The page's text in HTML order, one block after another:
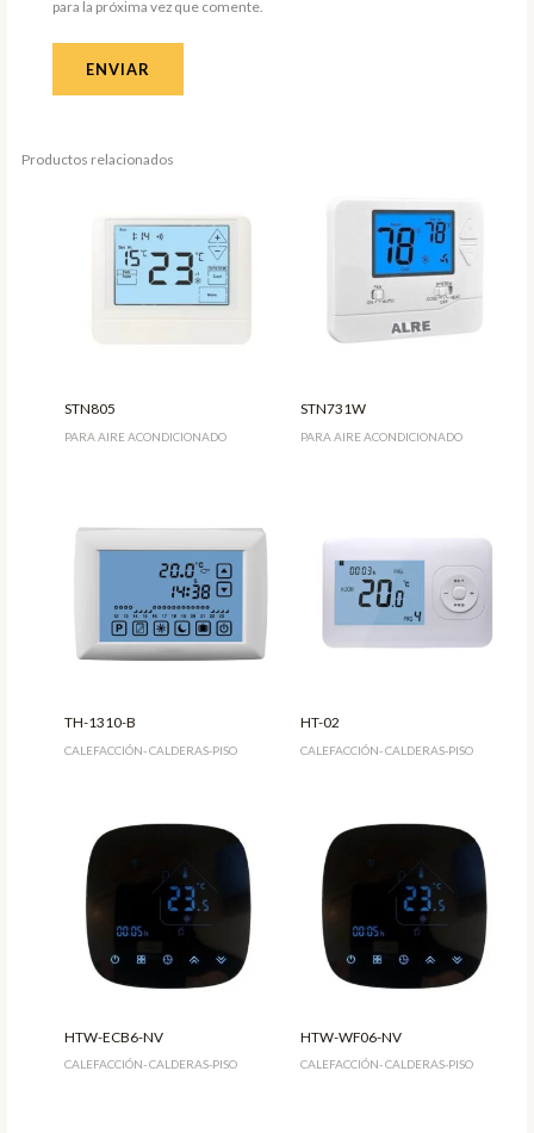
para la próxima vez que comente.
Productos relacionados
STN805
PARA AIRE ACONDICIONADO
STN731W
PARA AIRE ACONDICIONADO
TH-1310-B
CALEFACCIÓN- CALDERAS-PISO
HT-02
CALEFACCIÓN- CALDERAS-PISO
HTW-ECB6-NV
CALEFACCIÓN- CALDERAS-PISO
HTW-WF06-NV
CALEFACCIÓN- CALDERAS-PISO